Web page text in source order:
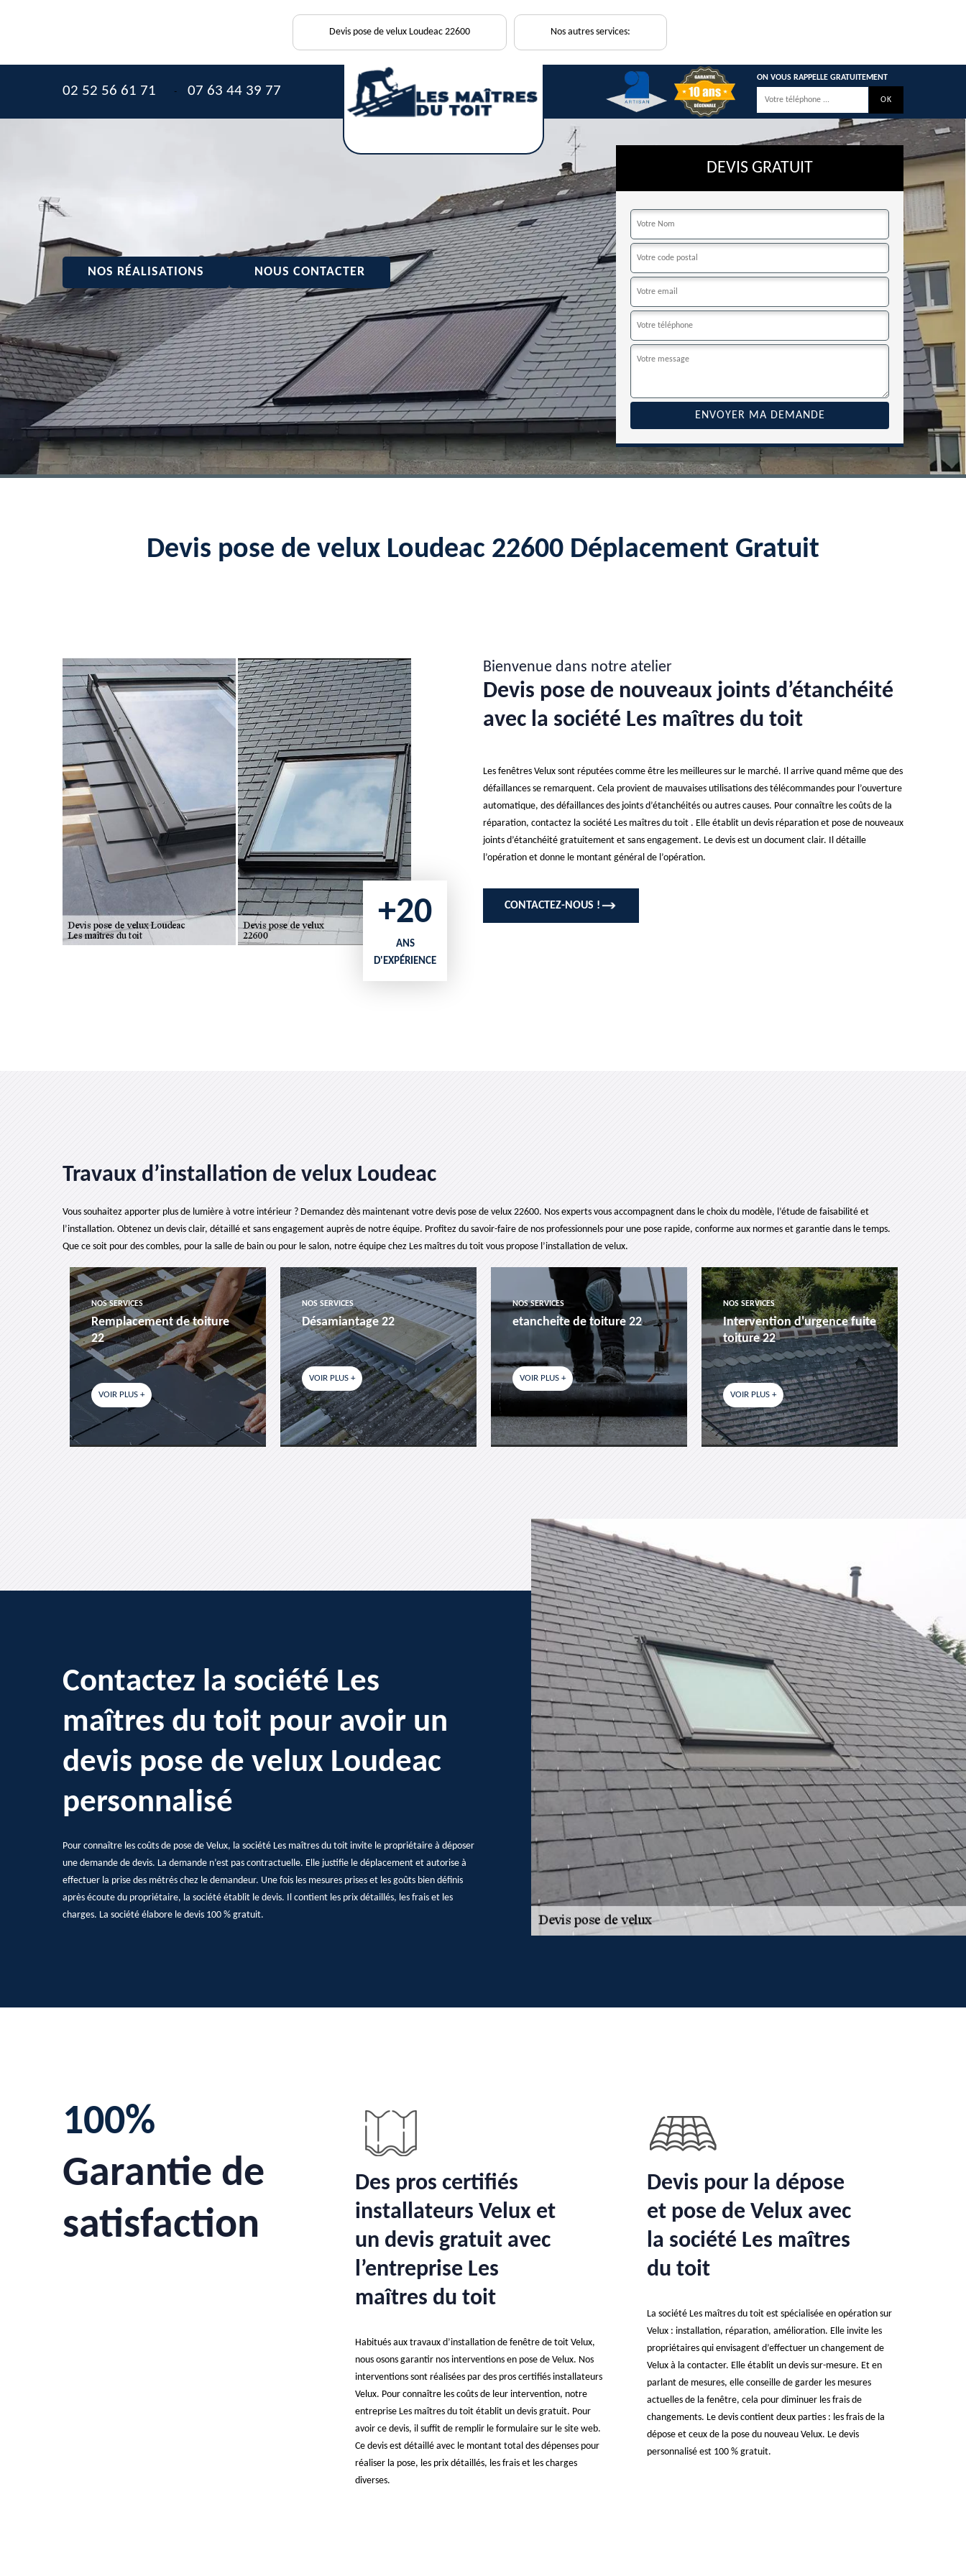
Devis pose de velux Loudeac 22600 Nos autres services:
02 52 56 61 71 - 07 63 44 39 77
ON VOUS RAPPELLE GRATUITEMENT
NOS RÉALISATIONS NOUS CONTACTER
DEVIS GRATUIT
Devis pose de velux Loudeac 22600 Déplacement Gratuit
+20
ANS
D'EXPÉRIENCE
Bienvenue dans notre atelier
Devis pose de nouveaux joints d’étanchéité
avec la société Les maîtres du toit
Les fenêtres Velux sont réputées comme être les meilleures sur le marché. Il arrive quand même que des
défaillances se remarquent. Cela provient de mauvaises utilisations des télécommandes pour l’ouverture
automatique, des défaillances des joints d’étanchéités ou autres causes. Pour connaître les coûts de la
réparation, contactez la société Les maîtres du toit . Elle établit un devis réparation et pose de nouveaux
joints d’étanchéité gratuitement et sans engagement. Le devis est un document clair. Il détaille
l’opération et donne le montant général de l’opération.
CONTACTEZ-NOUS !
Travaux d’installation de velux Loudeac
Vous souhaitez apporter plus de lumière à votre intérieur ? Demandez dès maintenant votre devis pose de velux 22600. Nos experts vous accompagnent dans le choix du modèle, l’étude de faisabilité et
l’installation. Obtenez un devis clair, détaillé et sans engagement auprès de notre équipe. Profitez du savoir-faire de nos professionnels pour une pose rapide, conforme aux normes et garantie dans le temps.
Que ce soit pour des combles, pour la salle de bain ou pour le salon, notre équipe chez Les maîtres du toit vous propose l’installation de velux.
NOS SERVICES
Remplacement de toiture
22
VOIR PLUS +
NOS SERVICES
Désamiantage 22
VOIR PLUS +
NOS SERVICES
etancheite de toiture 22
VOIR PLUS +
NOS SERVICES
Intervention d'urgence fuite
toiture 22
VOIR PLUS +
Contactez la société Les
maîtres du toit pour avoir un
devis pose de velux Loudeac
personnalisé
Pour connaître les coûts de pose de Velux, la société Les maîtres du toit invite le propriétaire à déposer
une demande de devis. La demande n’est pas contractuelle. Elle justifie le déplacement et autorise à
effectuer la prise des métrés chez le demandeur. Une fois les mesures prises et les goûts bien définis
après écoute du propriétaire, la société établit le devis. Il contient les prix détaillés, les frais et les
charges. La société élabore le devis 100 % gratuit.
100%
Garantie de
satisfaction
Des pros certifiés
installateurs Velux et
un devis gratuit avec
l’entreprise Les
maîtres du toit
Habitués aux travaux d’installation de fenêtre de toit Velux,
nous osons garantir nos interventions en pose de Velux. Nos
interventions sont réalisées par des pros certifiés installateurs
Velux. Pour connaître les coûts de leur intervention, notre
entreprise Les maîtres du toit établit un devis gratuit. Pour
avoir ce devis, il suffit de remplir le formulaire sur le site web.
Ce devis est détaillé avec le montant total des dépenses pour
réaliser la pose, les prix détaillés, les frais et les charges
diverses.
Devis pour la dépose
et pose de Velux avec
la société Les maîtres
du toit
La société Les maîtres du toit est spécialisée en opération sur
Velux : installation, réparation, amélioration. Elle invite les
propriétaires qui envisagent d’effectuer un changement de
Velux à la contacter. Elle établit un devis sur-mesure. Et en
parlant de mesures, elle conseille de garder les mesures
actuelles de la fenêtre, cela pour diminuer les frais de
changements. Le devis contient deux parties : les frais de la
dépose et ceux de la pose du nouveau Velux. Le devis
personnalisé est 100 % gratuit.